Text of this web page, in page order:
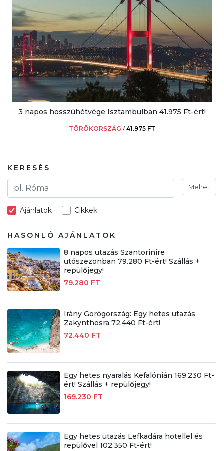
3 napos hosszúhétvége Isztambulban 41.975 Ft-ért!
TÖRÖKORSZÁG /41.975 FT
KERESÉS
Mehet
Ajánlatok Cikkek
HASONLÓ AJÁNLATOK
8 napos utazás Szantorinire
utószezonban 79.280 Ft-ért! Szállás +
repülőjegy!
79.280 FT
Irány Görögország: Egy hetes utazás
Zakynthosra 72.440 Ft-ért!
72.440 FT
Egy hetes nyaralás Kefalónián 169.230 Ft-
ért! Szállás + repülőjegy!
169.230 FT
Egy hetes utazás Lefkadára hotellel és
repülővel 102.350 Ft-ért!